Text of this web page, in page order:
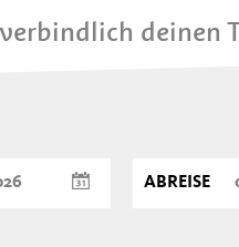
deinen
ABREISE